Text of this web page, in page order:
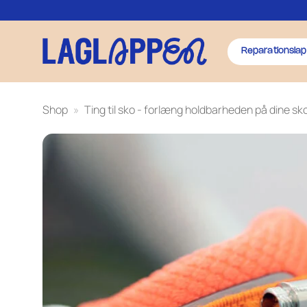
til
Shop » Ting til sko - forlæng holdbarheden på dine